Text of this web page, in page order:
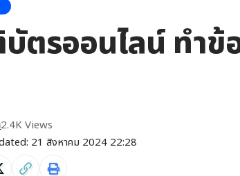
บัตรออนไลน์ ทำ
21 สิงหาคม 2024 22:28
2.4K Views